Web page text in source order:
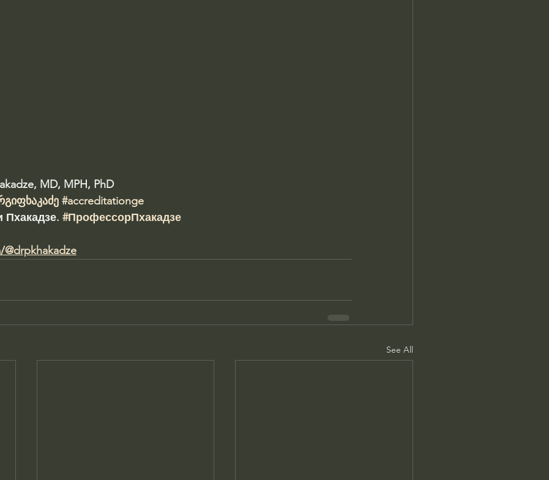
MD, MPH, PhD
#accreditationge
Пхакадзе. #ПрофессорПхакадзе
See All